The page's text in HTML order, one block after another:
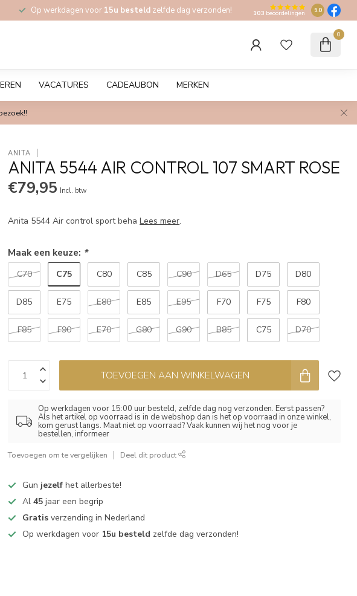
Op werkdagen voor 15u besteld zelfde dag verzonden! 103 beoordelingen 9.0
0
VACATURES CADEAUBON MERKEN
ANITA
ANITA 5544 AIR CONTROL 107 SMART ROSE
€79,95 Incl. btw
Anita 5544 Air control sport behaLees meer.
Maak een keuze: *
C70 C75 C80 C85 C90 D65 D75 D80
D85 E75 E80 E85 E95 F70 F75 F80
F85 F90 E70 G80 G90 B85 C75 D70
TOEVOEGEN AAN WINKELWAGEN
Op werkdagen voor 15:00 uur besteld, zelfde dag nog verzonden. Eerst passen?
Als het artikel op voorraad is in de webshop dan is het op voorraad in onze winkel,
kom gerust langs. Maat niet op voorraad? Vaak kunnen wij het nog voor je
bestellen, informeer
Toevoegen om te vergelijken Deel dit product
Gun jezelf het allerbeste!
Al45 jaar een begrip
Gratis verzending in Nederland
Op werkdagen voor 15u besteld zelfde dag verzonden!